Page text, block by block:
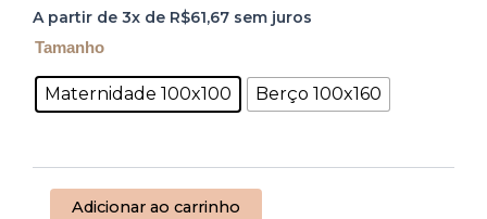
A partir de 3x de R$61,67 sem juros
Tamanho
Maternidade 100x100 Berço 100x160
Manta
Tricot
Rena
quantidade
Adicionar ao carrinho